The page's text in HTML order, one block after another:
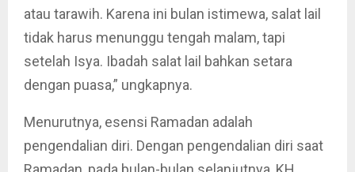
atau tarawih. Karena ini bulan istimewa, salat lail
tidak harus menunggu tengah malam, tapi
setelah Isya. Ibadah salat lail bahkan setara
dengan puasa,” ungkapnya.
Menurutnya, esensi Ramadan adalah
pengendalian diri. Dengan pengendalian diri saat